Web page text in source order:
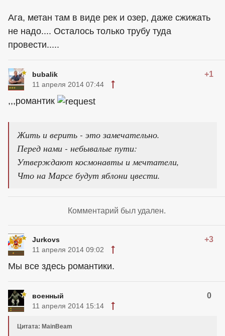
Ага, метан там в виде рек и озер, даже сжижать
не надо.... Осталось только трубу туда
провести.....
bubalik +1
11 апреля 2014 07:44
,,,романтик
Жить и верить - это замечательно.
Перед нами - небывалые пути:
Утверждают космонавты и мечтатели,
Что на Марсе будут яблони цвести.
Комментарий был удален.
Jurkovs +3
11 апреля 2014 09:02
Мы все здесь романтики.
военный 0
11 апреля 2014 15:14
Цитата: MainBeam